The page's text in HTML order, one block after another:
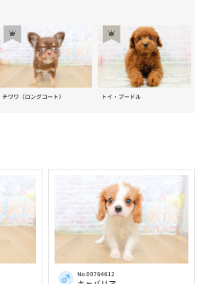
チワワ（ロングコート） トイ・プードル
No.00764612